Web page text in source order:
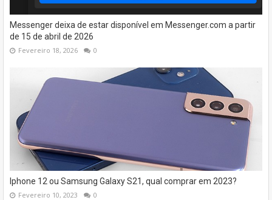
Messenger deixa de estar disponível em Messenger.com a partir
de 15 de abril de 2026
Fevereiro 18, 2026 0
Iphone 12 ou Samsung Galaxy S21, qual comprar em 2023?
Fevereiro 10, 2023 0